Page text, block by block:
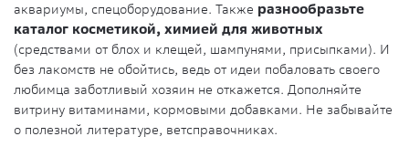
аквариумы, спецоборудование. Также разнообразьте
каталог косметикой, химией для животных
(средствами от блох и клещей, шампунями, присыпками). И
без лакомств не обойтись, ведь от идеи побаловать своего
любимца заботливый хозяин не откажется. Дополняйте
витрину витаминами, кормовыми добавками. Не забывайте
о полезной литературе, ветсправочниках.